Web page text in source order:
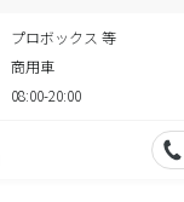
プロボックス 等
商用車
08:00-20:00